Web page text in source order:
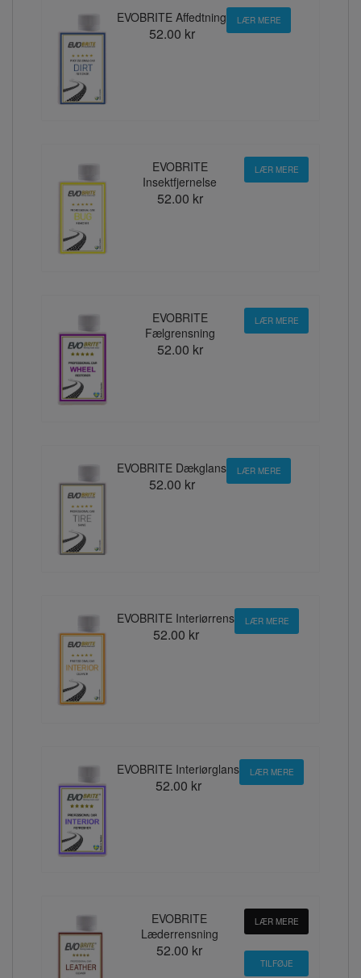
EVOBRITE Affedtning
52.00 kr
LÆR MERE
EVOBRITE
Insektfjernelse
52.00 kr
LÆR MERE
EVOBRITE
Fælgrensning
52.00 kr
LÆR MERE
EVOBRITE Dækglans
52.00 kr
LÆR MERE
EVOBRITE Interiørrens
52.00 kr
LÆR MERE
EVOBRITE Interiørglans
52.00 kr
LÆR MERE
EVOBRITE
Læderrensning
52.00 kr
LÆR MERE